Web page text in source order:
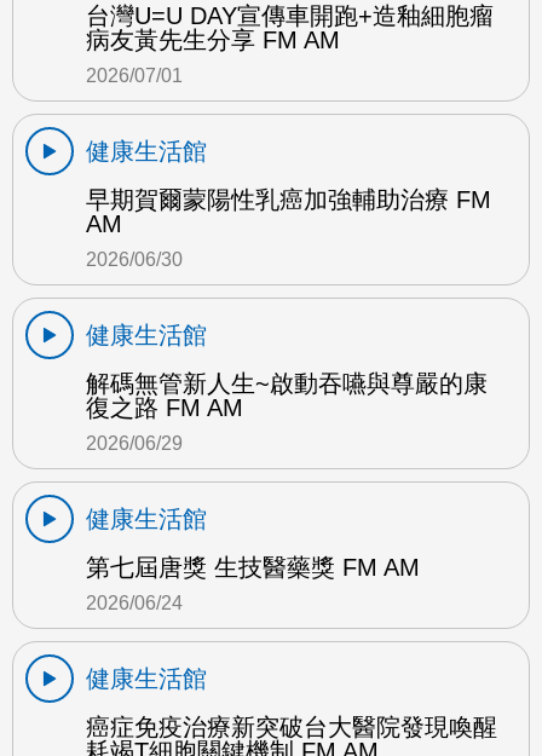
台灣U=U DAY宣傳車開跑+造釉細胞瘤
病友黃先生分享 FM AM
2026/07/01
健康生活館
早期賀爾蒙陽性乳癌加強輔助治療 FM
AM
2026/06/30
健康生活館
解碼無管新人生~啟動吞嚥與尊嚴的康
復之路 FM AM
2026/06/29
健康生活館
第七屆唐獎 生技醫藥獎 FM AM
2026/06/24
健康生活館
癌症免疫治療新突破台大醫院發現喚醒